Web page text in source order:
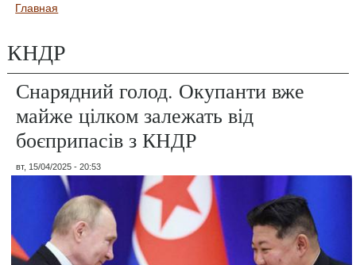
Вы здесь
Главная
КНДР
Снарядний голод. Окупанти вже
майже цілком залежать від
боєприпасів з КНДР
вт, 15/04/2025 - 20:53